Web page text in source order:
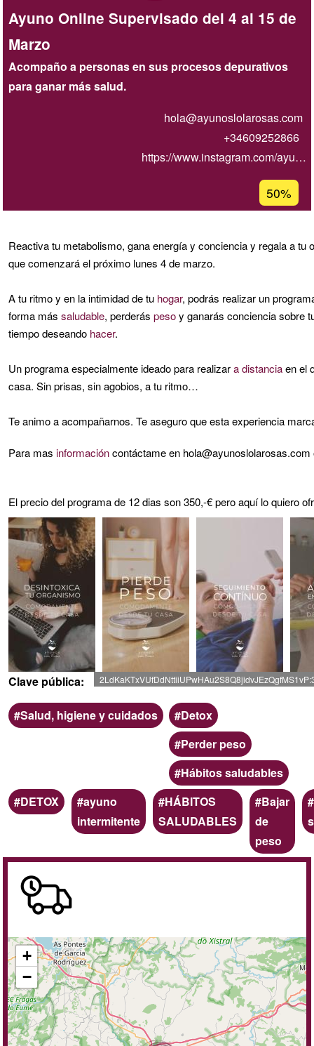
Ayuno Online Supervisado del 4 al 15 de
Marzo
Acompaño a personas en sus procesos depurativos
para ganar más salud.
hola@ayunoslolarosas.com
+34609252866
https://www.instagram.com/ayu…
de
de
50%
Reactiva tu metabolismo, gana energía y conciencia y regala a
que comenzará el próximo lunes 4 de marzo.
A tu ritmo y en la intimidad de tu hogar, podrás realizar un
forma más saludable, perderás pesoy ganarás conciencia sobre
tiempo deseando hacer.
Un programa especialmente ideado para realizara distanciaen el
casa. Sin prisas, sin agobios, a tu ritmo…
Te animo a acompañarnos. Te aseguro que esta experiencia
Para mas informacióncontáctame en hola@ayunoslolarosas.com
El precio del programa de 12 dias son 350,-€ pero aquí lo quiero
Clave pública
Ámbito
Salud, higiene y cuidados Categoria
Detox
Perder peso
Hábitos saludables
Palabras
clave
DETOX
ayuno
intermitente
HÁBITOS
SALUDABLES
Bajar
de
peso
domicilio
online
+
−